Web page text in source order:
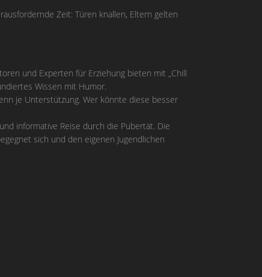
Zeit: Türen knallen, Eltern gelten
und Experten für Erziehung bieten mit „Chill
Wissen mit Humor.
je Unterstützung. Wer könnte diese besser
informative Reise durch die Pubertät. Die
sich und den eigenen Jugendlichen